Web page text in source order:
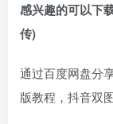
感兴趣的可以下
传)
通过百度网盘分
版教程，抖音双